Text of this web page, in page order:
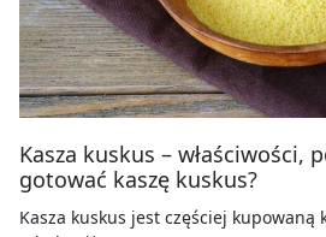
Kasza kuskus – właściwości,
gotować kaszę kuskus?
Kasza kuskus jest częściej kupowaną